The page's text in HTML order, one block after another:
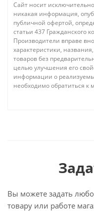
Сайт носит
никакая информация,
публичной офертой,
статьи 437 Гражданского
Производители вправе
характеристики,
товаров без
целью улучшения его
информации о
необходимо обратиться к
Вы можете задать
товару или работе